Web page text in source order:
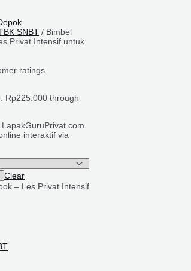
SNBT / Bimbel
Privat Intensif untuk
ratings
Rp225.000 through
interaktif via
Clear
– Les Privat Intensif